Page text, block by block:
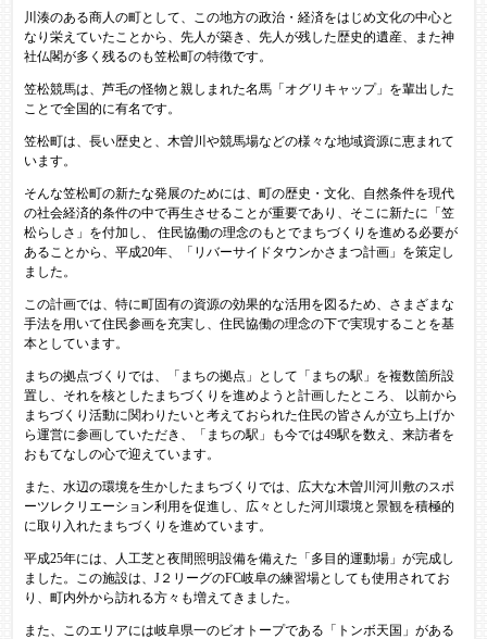
川湊のある商人の町として、この地方の政治・経済をはじめ文化の中心と
なり栄えていたことから、先人が築き、先人が残した歴史的遺産、また神
社仏閣が多く残るのも笠松町の特徴です。
笠松競馬は、芦毛の怪物と親しまれた名馬「オグリキャップ」を輩出した
ことで全国的に有名です。
笠松町は、長い歴史と、木曽川や競馬場などの様々な地域資源に恵まれて
います。
そんな笠松町の新たな発展のためには、町の歴史・文化、自然条件を現代
の社会経済的条件の中で再生させることが重要であり、そこに新たに「笠
松らしさ」を付加し、 住民協働の理念のもとでまちづくりを進める必要が
あることから、平成20年、「リバーサイドタウンかさまつ計画」を策定し
ました。
この計画では、特に町固有の資源の効果的な活用を図るため、さまざまな
手法を用いて住民参画を充実し、住民協働の理念の下で実現することを基
本としています。
まちの拠点づくりでは、「まちの拠点」として「まちの駅」を複数箇所設
置し、それを核としたまちづくりを進めようと計画したところ、 以前から
まちづくり活動に関わりたいと考えておられた住民の皆さんが立ち上げか
ら運営に参画していただき、「まちの駅」も今では49駅を数え、来訪者を
おもてなしの心で迎えています。
また、水辺の環境を生かしたまちづくりでは、広大な木曽川河川敷のスポ
ーツレクリエーション利用を促進し、広々とした河川環境と景観を積極的
に取り入れたまちづくりを進めています。
平成25年には、人工芝と夜間照明設備を備えた「多目的運動場」が完成し
ました。この施設は、J２リーグのFC岐阜の練習場としても使用されてお
り、町内外から訪れる方々も増えてきました。
また、このエリアには岐阜県一のビオトープである「トンボ天国」がある